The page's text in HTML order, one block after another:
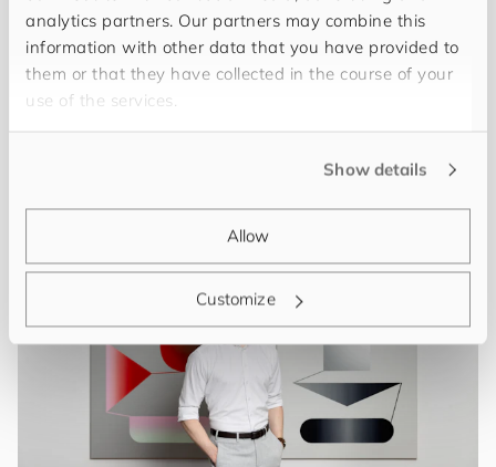
analytics partners. Our partners may combine this
information with other data that you have provided to
them or that they have collected in the course of your
use of the services.
Show details
Allow
Customize
Agnes Halbeisen
Full-Stack-Softwareentwicklerin
Kümmert sich um das Büromanagement unseres